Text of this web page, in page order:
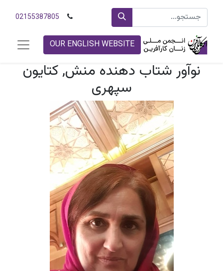
02155387805
OUR ENGLISH WEBSITE
نوآور شتاب دهنده منش, کتایون
سپهری